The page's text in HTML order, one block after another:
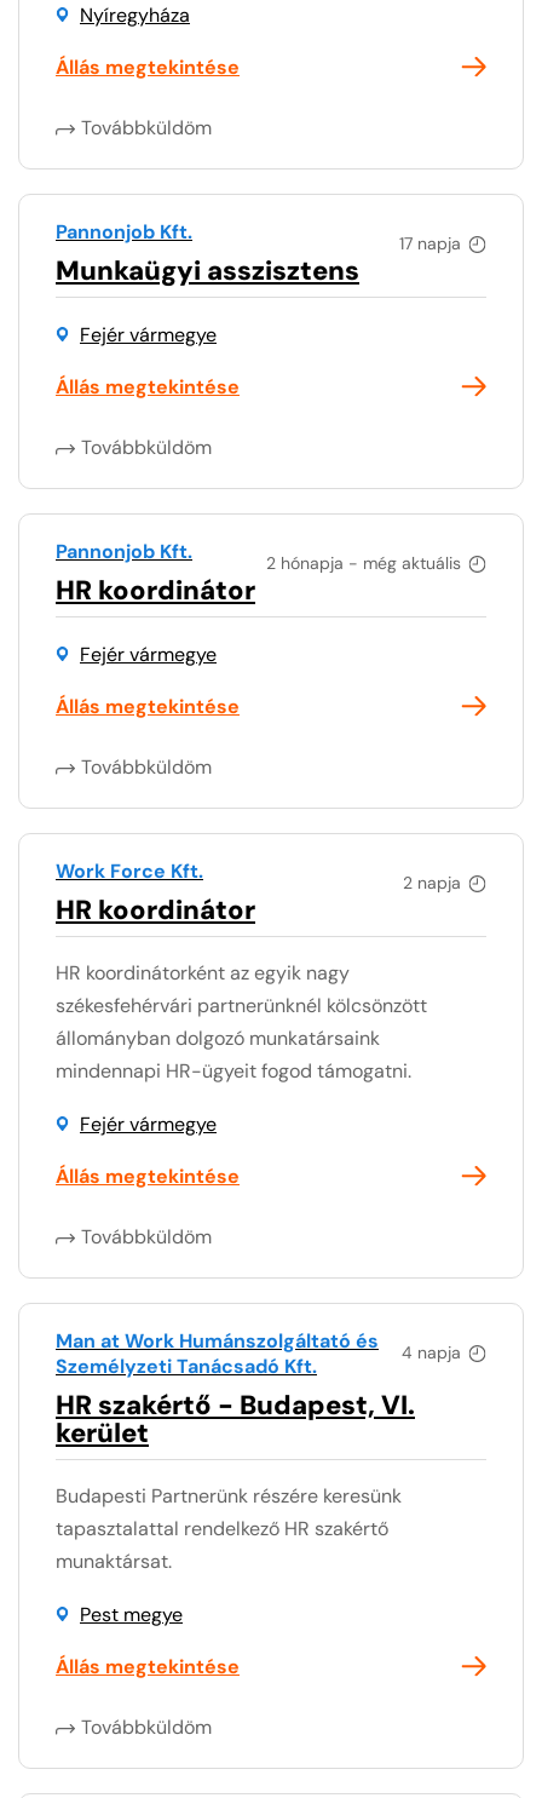
Nyíregyháza
Állás megtekintése
Továbbküldöm
17 napja
Pannonjob Kft.
Munkaügyi asszisztens
Fejér vármegye
Állás megtekintése
Továbbküldöm
2 hónapja - még aktuális
Pannonjob Kft.
HR koordinátor
Fejér vármegye
Állás megtekintése
Továbbküldöm
2 napja
Work Force Kft.
HR koordinátor
HR koordinátorként az egyik nagy
székesfehérvári partnerünknél kölcsönzött
állományban dolgozó munkatársaink
mindennapi HR-ügyeit fogod támogatni.
Fejér vármegye
Állás megtekintése
Továbbküldöm
4 napja
Man at Work Humánszolgáltató és
Személyzeti Tanácsadó Kft.
HR szakértő - Budapest, VI.
kerület
Budapesti Partnerünk részére keresünk
tapasztalattal rendelkező HR szakértő
munaktársat.
Pest megye
Állás megtekintése
Továbbküldöm